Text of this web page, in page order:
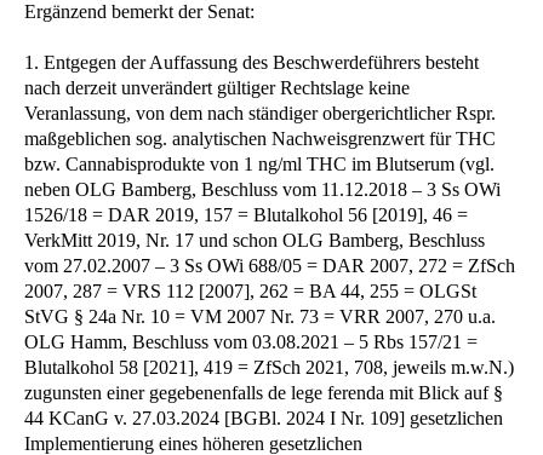
Ergänzend bemerkt der Senat:
1. Entgegen der Auffassung des Beschwerdeführers besteht
nach derzeit unverändert gültiger Rechtslage keine
Veranlassung, von dem nach ständiger obergerichtlicher Rspr.
maßgeblichen sog. analytischen Nachweisgrenzwert für THC
bzw. Cannabisprodukte von 1 ng/ml THC im Blutserum (vgl.
neben OLG Bamberg, Beschluss vom 11.12.2018 – 3 Ss OWi
1526/18 = DAR 2019, 157 = Blutalkohol 56 [2019], 46 =
VerkMitt 2019, Nr. 17 und schon OLG Bamberg, Beschluss
vom 27.02.2007 – 3 Ss OWi 688/05 = DAR 2007, 272 = ZfSch
2007, 287 = VRS 112 [2007], 262 = BA 44, 255 = OLGSt
StVG § 24a Nr. 10 = VM 2007 Nr. 73 = VRR 2007, 270 u.a.
OLG Hamm, Beschluss vom 03.08.2021 – 5 Rbs 157/21 =
Blutalkohol 58 [2021], 419 = ZfSch 2021, 708, jeweils m.w.N.)
zugunsten einer gegebenenfalls de lege ferenda mit Blick auf §
44 KCanG v. 27.03.2024 [BGBl. 2024 I Nr. 109] gesetzlichen
Implementierung eines höheren gesetzlichen